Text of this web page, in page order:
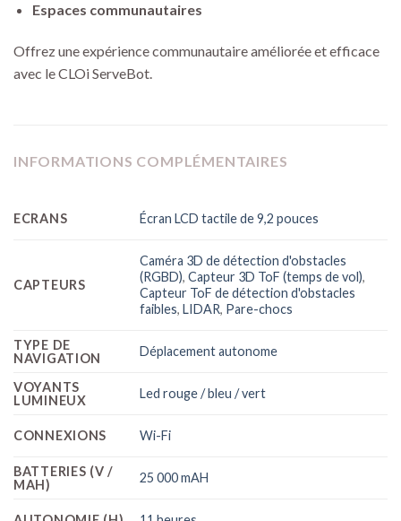
Espaces communautaires
Offrez une expérience communautaire améliorée et efficace
avec le CLOi ServeBot.
INFORMATIONS COMPLÉMENTAIRES
ECRANS Écran LCD tactile de 9,2 pouces
CAPTEURS
Caméra 3D de détection d'obstacles
(RGBD),Capteur 3D ToF (temps de vol),
Capteur ToF de détection d'obstacles
faibles,LIDAR, Pare-chocs
TYPE DE
NAVIGATION
Déplacement autonome
VOYANTS
LUMINEUX
Led rouge / bleu / vert
CONNEXIONS Wi-Fi
BATTERIES (V /
MAH)
25 000 mAH